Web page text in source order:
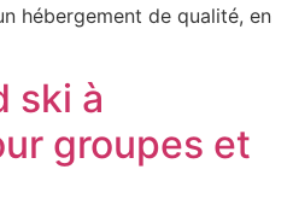
hébergement de qualité, en
ski à
groupes et